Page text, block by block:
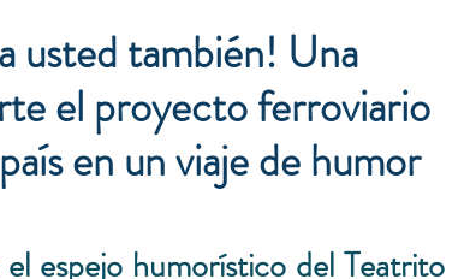
usted también! Una
el proyecto ferroviario
en un viaje de humor
espejo humorístico del Teatrito